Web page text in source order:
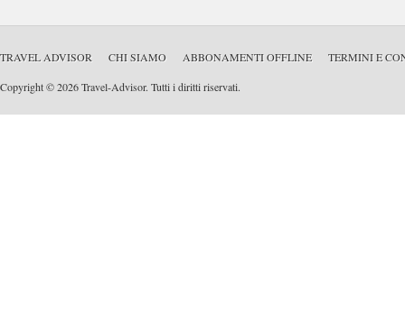
TRAVEL ADVISOR CHI SIAMO ABBONAMENTI OFFLINE TERMINI E
Copyright © 2026 Travel-Advisor. Tutti i diritti riservati.